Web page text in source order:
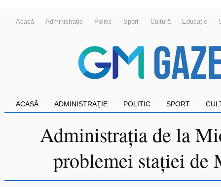
Acasă Administraţie Politic Sport Cultură Educaţie
ACASĂ ADMINISTRAŢIE POLITIC SPORT
Administrația de la
problemei stației de